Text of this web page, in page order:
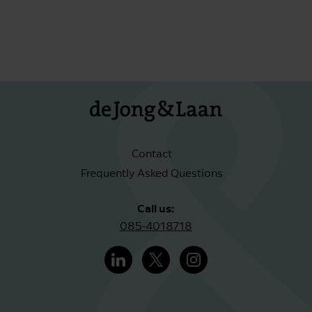
Contact
Frequently Asked Questions
Call us:
085-4018718